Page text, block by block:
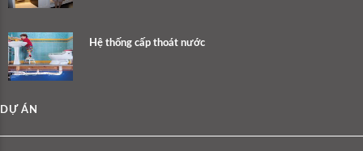
Hệ thống cấp thoát nước
DỰ ÁN